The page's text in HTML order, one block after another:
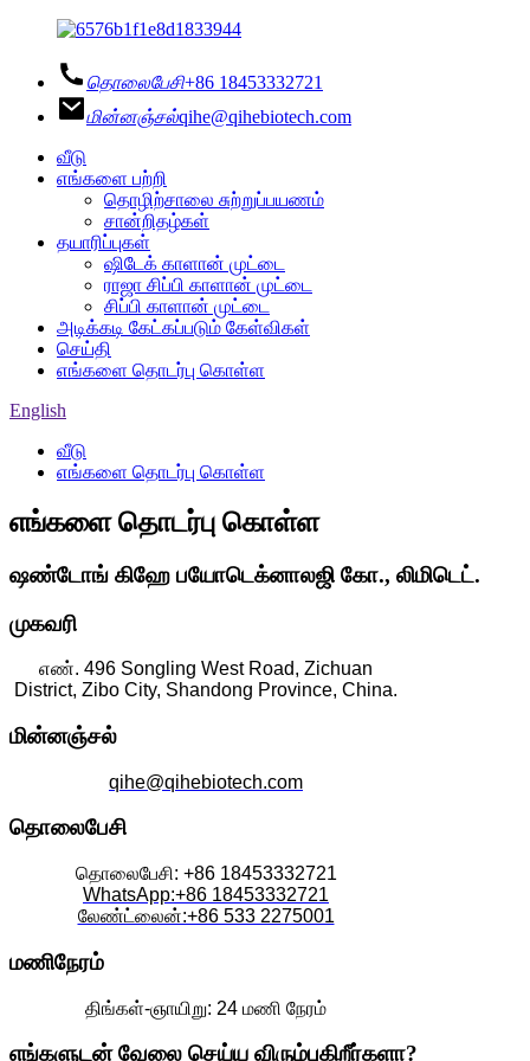
தொலைபேசி+86 18453332721
மின்னஞ்சல்qihe@qihebiotech.com
வீடு
எங்களை பற்றி
தொழிற்சாலை சுற்றுப்பயணம்
சான்றிதழ்கள்
தயாரிப்புகள்
ஷிடேக் காளான் முட்டை
ராஜா சிப்பி காளான் முட்டை
சிப்பி காளான் முட்டை
அடிக்கடி கேட்கப்படும் கேள்விகள்
செய்தி
எங்களை தொடர்பு கொள்ள
English
வீடு
எங்களை தொடர்பு கொள்ள
எங்களை தொடர்பு கொள்ள
ஷண்டோங் கிஹே பயோடெக்னாலஜி கோ., லிமிடெட்.
முகவரி
எண். 496 Songling West Road, Zichuan
District, Zibo City, Shandong Province, China.
மின்னஞ்சல்
qihe@qihebiotech.com
தொலைபேசி
தொலைபேசி: +86 18453332721
WhatsApp:+86 18453332721
லேண்ட்லைன்:+86 533 2275001
மணிநேரம்
திங்கள்-ஞாயிறு: 24 மணி நேரம்
எங்களுடன் வேலை செய்ய விரும்புகிறீர்களா?